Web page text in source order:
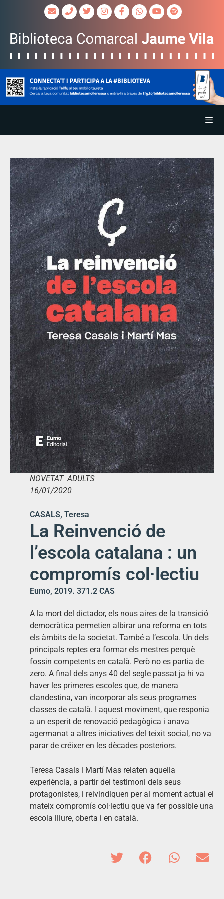
NOVETAT ADULTS
16/01/2020
CASALS, Teresa
La Reinvenció de
l’escola catalana : un
compromís col·lectiu
Eumo, 2019. 371.2 CAS
A la mort del dictador, els nous aires de la transició
democràtica permetien albirar una reforma en tots
els àmbits de la societat. També a l’escola. Un dels
principals reptes era formar els mestres perquè
fossin competents en català. Però no es partia de
zero. A final dels anys 40 del segle passat ja hi va
haver les primeres escoles que, de manera
clandestina, van incorporar als seus programes
classes de català. I aquest moviment, que responia
a un esperit de renovació pedagògica i anava
agermanat a altres iniciatives del teixit social, no va
parar de créixer en les dècades posteriors.
Teresa Casals i Martí Mas relaten aquella
experiència, a partir del testimoni dels seus
protagonistes, i reivindiquen per al moment actual el
mateix compromís col·lectiu que va fer possible una
escola lliure, oberta i en català.